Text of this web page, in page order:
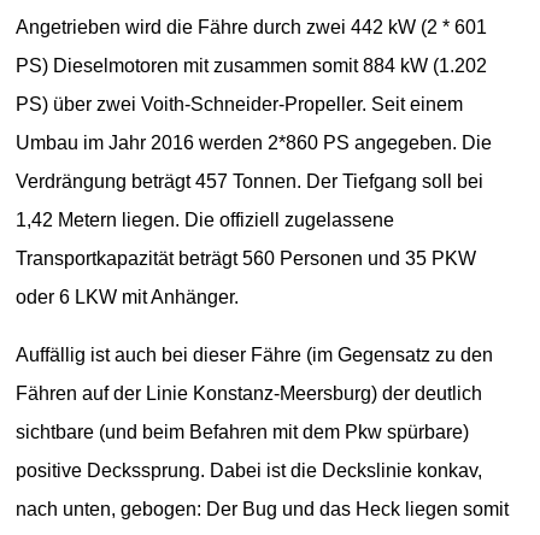
Angetrieben wird die Fähre durch zwei 442 kW (2 * 601
PS) Dieselmotoren mit zusammen somit 884 kW (1.202
PS) über zwei Voith-Schneider-Propeller. Seit einem
Umbau im Jahr 2016 werden 2*860 PS angegeben. Die
Verdrängung beträgt 457 Tonnen. Der Tiefgang soll bei
1,42 Metern liegen. Die offiziell zugelassene
Transportkapazität beträgt 560 Personen und 35 PKW
oder 6 LKW mit Anhänger.
Auffällig ist auch bei dieser Fähre (im Gegensatz zu den
Fähren auf der Linie Konstanz-Meersburg) der deutlich
sichtbare (und beim Befahren mit dem Pkw spürbare)
positive Deckssprung. Dabei ist die Deckslinie konkav,
nach unten, gebogen: Der Bug und das Heck liegen somit